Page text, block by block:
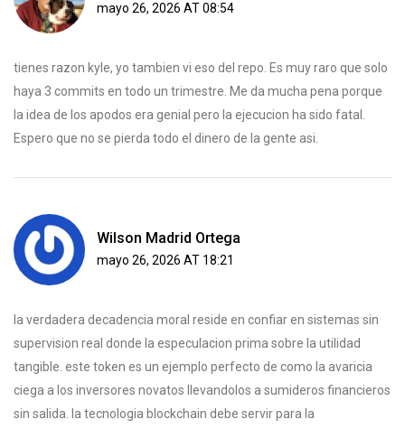
mayo 26, 2026 AT 08:54
tienes razon kyle, yo tambien vi eso del repo. Es muy raro que solo
haya 3 commits en todo un trimestre. Me da mucha pena porque
la idea de los apodos era genial pero la ejecucion ha sido fatal.
Espero que no se pierda todo el dinero de la gente asi.
Wilson Madrid Ortega
mayo 26, 2026 AT 18:21
la verdadera decadencia moral reside en confiar en sistemas sin
supervision real donde la especulacion prima sobre la utilidad
tangible. este token es un ejemplo perfecto de como la avaricia
ciega a los inversores novatos llevandolos a sumideros financieros
sin salida. la tecnologia blockchain debe servir para la